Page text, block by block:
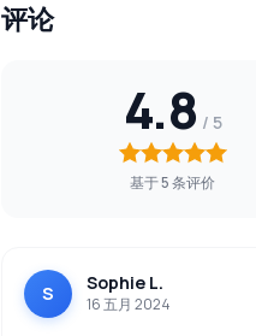
评论
4.8
基于 5 条评价
S Sophie L.
16 五月 2024